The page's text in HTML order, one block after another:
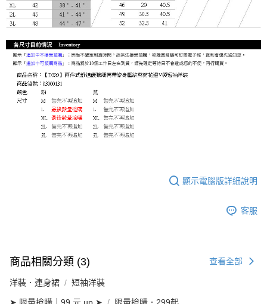
顯示電腦版詳細說明
客服
商品相關分類 (3) 查看全部
洋裝．連身裙 短袖洋裝